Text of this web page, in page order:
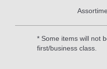
* Some items will not
first/business class.